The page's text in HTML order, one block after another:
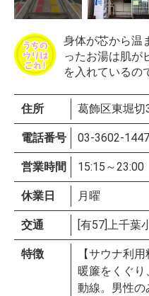
身体が芯から温
ったお湯は肌が
を入れているの
住所 葛飾区東堀切
電話番号 03-3602-1447
営業時間 15:15～23:00
休業日 月曜
交通 [有57]上千葉
特徴
【サウナ利
暖簾をくぐり
動線。男性の